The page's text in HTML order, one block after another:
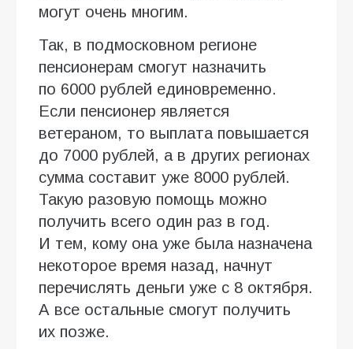
могут очень многим.
Так, в подмосковном регионе
пенсионерам смогут назначить
по 6000 рублей единовременно.
Если пенсионер является
ветераном, то выплата повышается
до 7000 рублей, а в других регионах
сумма составит уже 8000 рублей.
Такую разовую помощь можно
получить всего один раз в год.
И тем, кому она уже была назначена
некоторое время назад, начнут
перечислять деньги уже с 8 октября.
А все остальные смогут получить
их позже.